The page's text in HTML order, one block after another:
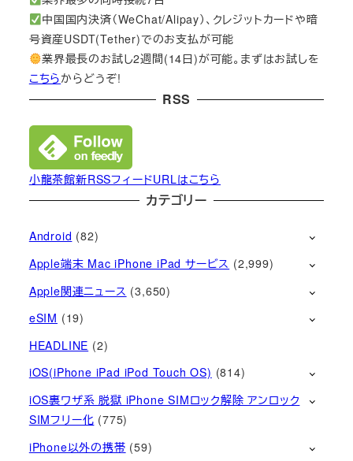
中国国内決済（WeChat/Alipay）、クレジットカードや暗
号資産USDT(Tether)でのお支払が可能
業界最長のお試し2週間(14日)が可能。まずはお試しを
こちらからどうぞ!
RSS
小龍茶館新RSSフィードURLはこちら
カテゴリー
Android (82)
Apple端末 Mac iPhone iPad サービス (2,999)
Apple関連ニュース (3,650)
eSIM (19)
HEADLINE (2)
iOS(iPhone iPad iPod Touch OS) (814)
iOS裏ワザ系 脱獄 iPhone SIMロック解除 アンロック
SIMフリー化 (775)
iPhone以外の携帯 (59)